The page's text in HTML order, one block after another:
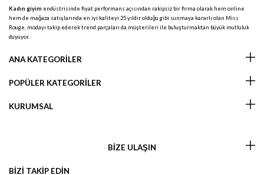
Kadın giyim endüstrisinde fiyat performans açısından rakipsiz bir firma olarak hem online
hem de mağaza satışlarında en iyi kaliteyi 25 yıldır olduğu gibi sunmaya kararlı olan Miss
Rouge, modayı takip ederek trend parçaları da müşterileri ile buluşturmaktan büyük mutluluk
duyuyor.
ANA KATEGORİLER
POPÜLER KATEGORİLER
KURUMSAL
BİZE ULAŞIN
BİZİ TAKİP EDİN